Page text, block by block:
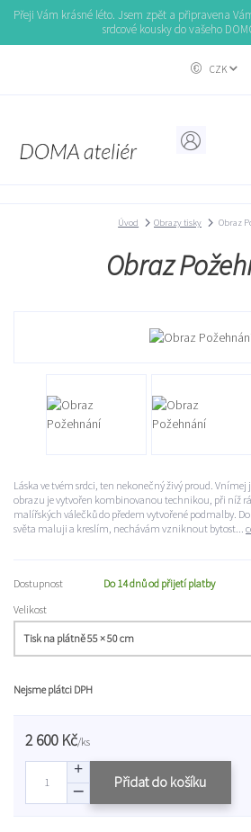
Přeji Vám krásné léto. Jsem zpět a připravena
srdcové kousky do vašeho
CZK
Úvod Obrazy tisky Obraz
Obraz
Láska ve tvém srdci, ten nekonečný živý proud.
obrazu je vytvořen kombinovanou technikou, při níž
malířských válečků do předem vytvořené podmalby.
světa maluji a kreslím, nechávám vzniknout bytost...
Dostupnost
Do 14 dnů od přijetí platby
Velikost
Nejsme plátci DPH
2 600 Kč/ks
Přidat do košíku